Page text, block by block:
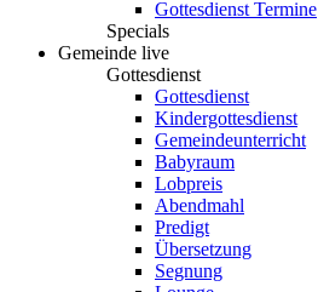
Gottesdienst Termine
Specials
Gemeinde live
Gottesdienst
Gottesdienst
Kindergottesdienst
Gemeindeunterricht
Babyraum
Lobpreis
Abendmahl
Predigt
Übersetzung
Segnung